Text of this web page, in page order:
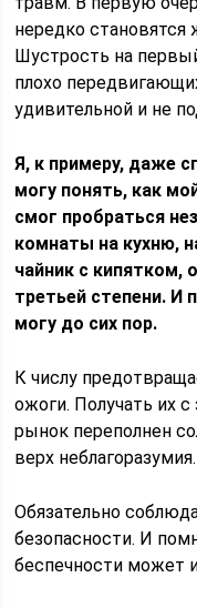
нередко становятся
Шустрость на
плохо
удивительной и не
Я, к примеру, даже
могу понять, как
смог пробраться
комнаты на кухню,
чайник с кипятком,
третьей степени. И
могу до сих пор.
К числу
ожоги. Получать их
рынок переполнен
верх неблагоразумия.
Обязательно
безопасности. И
беспечности может